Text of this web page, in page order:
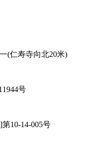
(仁寿寺向北20米)
号
10-14-005号